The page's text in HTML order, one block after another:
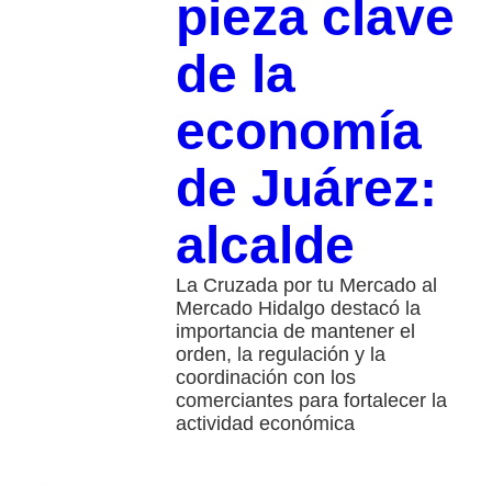
pieza clave
de la
economía
de Juárez:
alcalde
La Cruzada por tu Mercado al
Mercado Hidalgo destacó la
importancia de mantener el
orden, la regulación y la
coordinación con los
comerciantes para fortalecer la
actividad económica